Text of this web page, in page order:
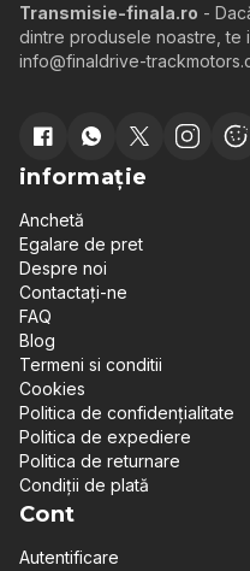
Transmisie-finala.ro -
dintre produsele noastre, te
info@finaldrive-
informație
Anchetă
Egalare de pret
Despre noi
Contactați-ne
FAQ
Blog
Termeni si conditii
Cookies
Politica de confidențialitate
Politica de expediere
Politica de returnare
Condiții de plată
Cont
Autentificare